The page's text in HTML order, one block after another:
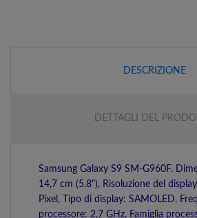
DESCRIZIONE
DETTAGLI DEL
Samsung Galaxy S9 SM-G960F.
14,7 cm (5.8"), Risoluzione del
Pixel, Tipo di display: SAMOLED.
processore: 2,7 GHz, Famiglia